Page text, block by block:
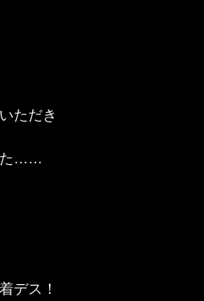
ただき
た……
デス！